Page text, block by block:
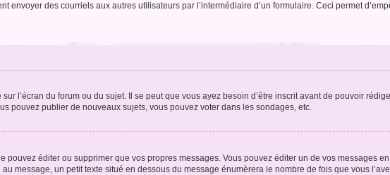
envoyer des courriels aux autres utilisateurs par l’intermédiaire d’un formulaire. Ceci permet
l’écran du forum ou du sujet. Il se peut que vous ayez besoin d’être inscrit avant de pouvoir
pouvez publier de nouveaux sujets, vous pouvez voter dans les sondages, etc.
éditer ou supprimer que vos propres messages. Vous pouvez éditer un de vos messages
message, un petit texte situé en dessous du message énumèrera le nombre de fois que vous